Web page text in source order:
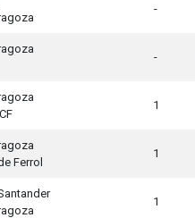
-
-
1
Ferrol
1
1